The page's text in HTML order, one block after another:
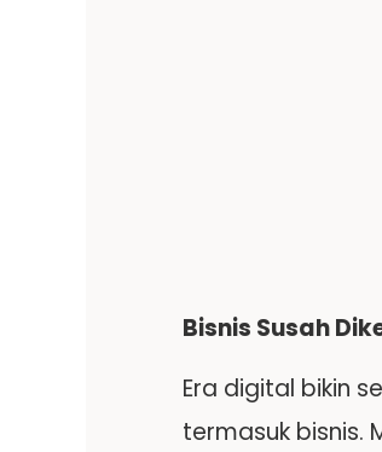
Bisnis Susah
Era digital bikin
termasuk bisnis.